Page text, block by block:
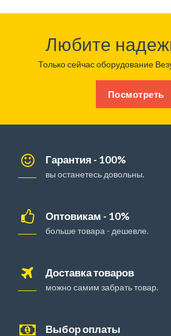
Любите
Только сейчас оборудование
Посмотреть
Гарантия - 100%
вы останетесь довольны.
Оптовикам - 10%
больше товара - дешевле.
Доставка товаров
можно самим забрать товар.
Выбор оплаты